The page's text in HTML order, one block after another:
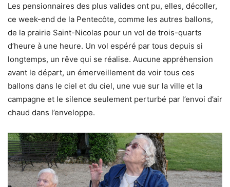
Les pensionnaires des plus valides ont pu, elles, décoller,
ce week-end de la Pentecôte, comme les autres ballons,
de la prairie Saint-Nicolas pour un vol de trois-quarts
d’heure à une heure. Un vol espéré par tous depuis si
longtemps, un rêve qui se réalise. Aucune appréhension
avant le départ, un émerveillement de voir tous ces
ballons dans le ciel et du ciel, une vue sur la ville et la
campagne et le silence seulement perturbé par l’envoi d’air
chaud dans l’enveloppe.